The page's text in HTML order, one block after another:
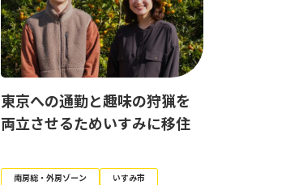
東京への通勤と趣味の狩猟を
両立させるためいすみに移住
南房総・外房ゾーン
いすみ市